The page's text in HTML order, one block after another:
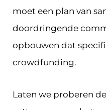
moet een plan van
doordringende
opbouwen dat
crowdfunding.
Laten we proberen